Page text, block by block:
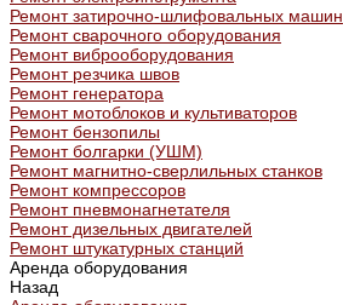
Ремонт затирочно-шлифовальных машин
Ремонт сварочного оборудования
Ремонт виброоборудования
Ремонт резчика швов
Ремонт генератора
Ремонт мотоблоков и культиваторов
Ремонт бензопилы
Ремонт болгарки (УШМ)
Ремонт магнитно-сверлильных станков
Ремонт компрессоров
Ремонт пневмонагнетателя
Ремонт дизельных двигателей
Ремонт штукатурных станций
Аренда оборудования
Назад